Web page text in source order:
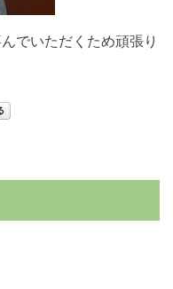
でいただくため頑張り